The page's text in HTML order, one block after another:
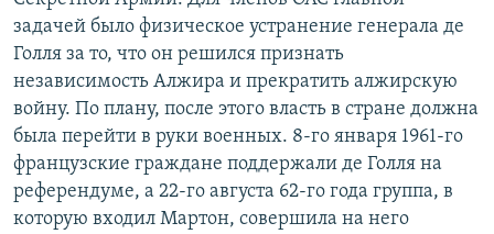
Все сайты РСЕ/РС
задачей было физическое устранение генерала де
Голля за то, что он решился признать
независимость Алжира и прекратить алжирскую
войну. По плану, после этого власть в стране должна
была перейти в руки военных. 8-го января 1961-го
французские граждане поддержали де Голля на
референдуме, а 22-го августа 62-го года группа, в
которую входил Мартон, совершила на него